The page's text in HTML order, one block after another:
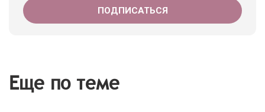
Еще по теме